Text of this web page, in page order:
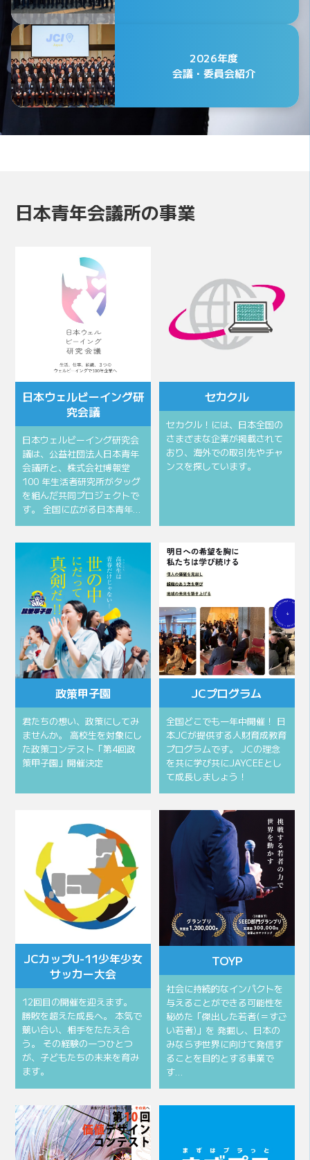
会頭挨拶
2026年度
会議・委員会紹介
日本青年会議所の事業
⽇本ウェルビーイング研
究会議
⽇本ウェルビーイング研究会
議は、公益社団法⼈⽇本⻘年
会議所と、株式会社博報堂
100 年⽣活者研究所がタッグ
を組んだ共同プロジェクトで
す。 全国に広がる⽇本⻘年…
セカクル
セカクル！には、日本全国の
さまざまな企業が掲載されて
おり、海外での取引先やチャ
ンスを探しています。
政策甲子園
君たちの想い、政策にしてみ
ませんか。 高校生を対象にし
た政策コンテスト「第4回政
策甲子園」開催決定
JCプログラム
全国どこでも一年中開催！ 日
本JCが提供する人財育成教育
プログラムです。 JCの理念
を共に学び共にJAYCEEとし
て成長しましょう！
JCカップU-11少年少女
サッカー大会
12回目の開催を迎えます。
勝敗を超えた成長へ。 本気で
競い合い、相手をたたえ合
う。 その経験の一つひとつ
が、子どもたちの未来を育み
ます。
TOYP
社会に持続的なインパクトを
与えることができる可能性を
秘めた「傑出した若者(＝すご
い若者)」を 発掘し、日本の
みならず世界に向けて発信す
ることを目的とする事業で
す…